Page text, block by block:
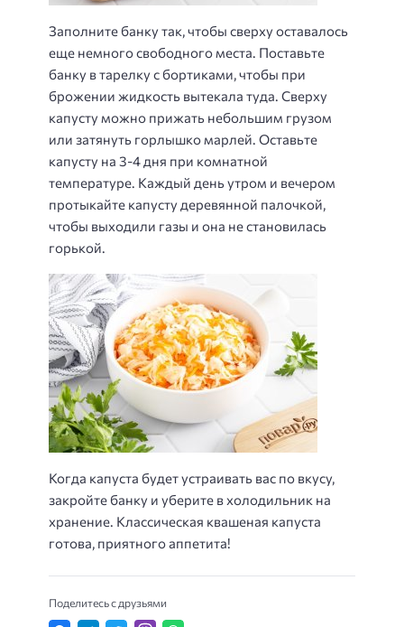
Заполните банку так, чтобы сверху оставалось
еще немного свободного места. Поставьте
банку в тарелку с бортиками, чтобы при
брожении жидкость вытекала туда. Сверху
капусту можно прижать небольшим грузом
или затянуть горлышко марлей. Оставьте
капусту на 3-4 дня при комнатной
температуре. Каждый день утром и вечером
протыкайте капусту деревянной палочкой,
чтобы выходили газы и она не становилась
горькой.
Когда капуста будет устраивать вас по вкусу,
закройте банку и уберите в холодильник на
хранение. Классическая квашеная капуста
готова, приятного аппетита!
Поделитесь с друзьями